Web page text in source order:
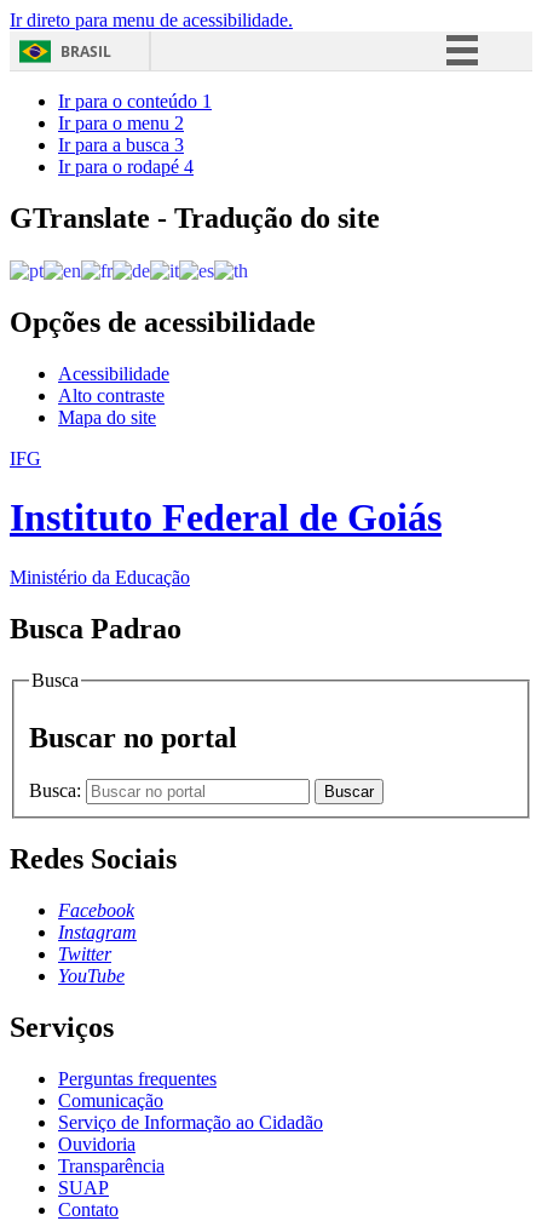
Ir direto para menu de acessibilidade.
BRASIL
Acesso à informação
Ir para o conteúdo 1
Ir para o menu 2
Ir para a busca 3
Ir para o rodapé 4
GTranslate - Tradução do site
Opções de acessibilidade
Acessibilidade
Alto contraste
Mapa do site
IFG
Instituto Federal de Goiás
Ministério da Educação
Busca Padrao
Busca
Buscar no portal
Busca: Buscar
Redes Sociais
Facebook
Instagram
Twitter
YouTube
Serviços
Perguntas frequentes
Comunicação
Serviço de Informação ao Cidadão
Ouvidoria
Transparência
SUAP
Contato